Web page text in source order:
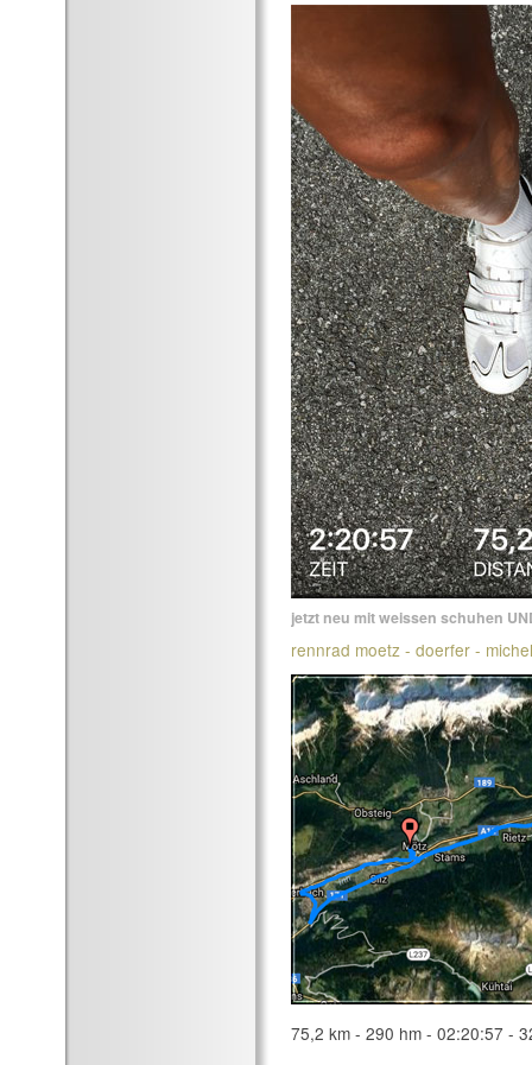
jetzt neu mit weissen schuhen
rennrad moetz - doerfer -
75,2 km - 290 hm - 02:20:57 -